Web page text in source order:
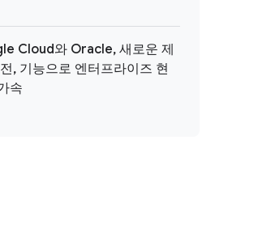
Cloud와 Oracle, 새로운 제
, 기능으로 엔터프라이즈 현
속